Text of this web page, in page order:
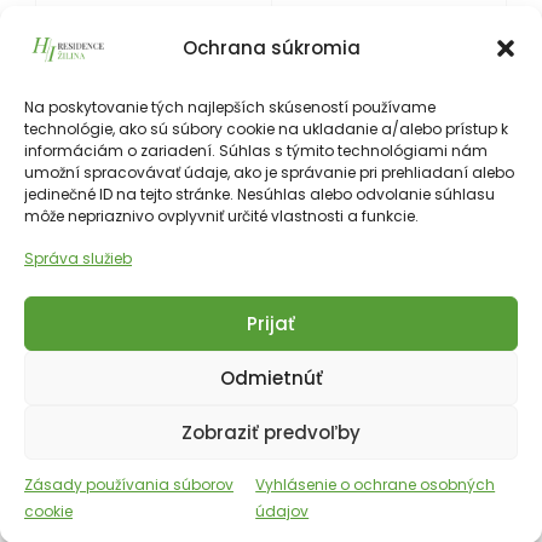
Ochrana súkromia
Na poskytovanie tých najlepších skúseností používame
technológie, ako sú súbory cookie na ukladanie a/alebo prístup k
informáciám o zariadení. Súhlas s týmito technológiami nám
umožní spracovávať údaje, ako je správanie pri prehliadaní alebo
jedinečné ID na tejto stránke. Nesúhlas alebo odvolanie súhlasu
môže nepriaznivo ovplyvniť určité vlastnosti a funkcie.
Správa služieb
Prijať
Odmietnúť
Zobraziť predvoľby
Zásady používania súborov
cookie
Vyhlásenie o ochrane osobných
údajov
HOURS
00
MINUTES
0
SECONDS